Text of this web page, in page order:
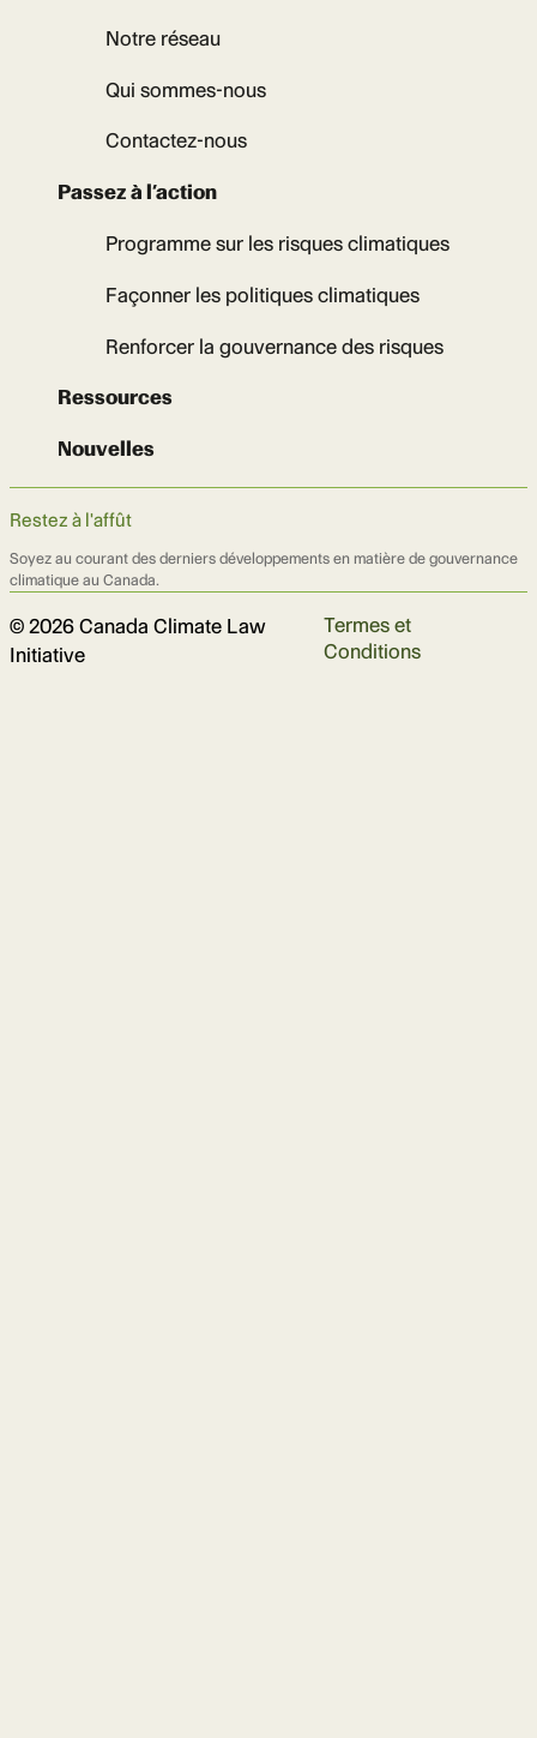
Notre réseau
Qui sommes-nous
Contactez-nous
Passez à l’action
Programme sur les risques climatiques
Façonner les politiques climatiques
Renforcer la gouvernance des risques
Ressources
Nouvelles
Restez à l'affût
Soyez au courant des derniers développements en matière de gouvernance
climatique au Canada.
© 2026 Canada Climate Law
Initiative
Termes et
Conditions